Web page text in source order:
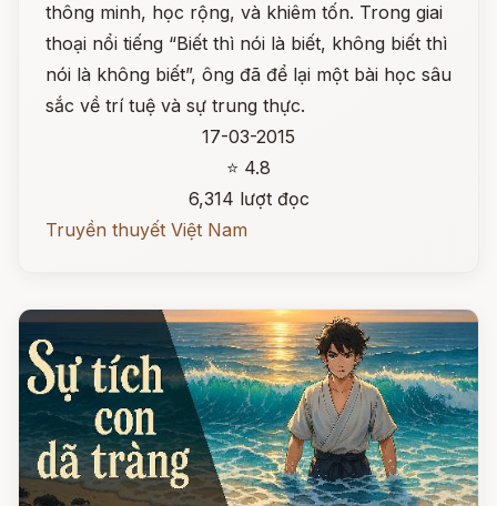
thông minh, học rộng, và khiêm tốn. Trong giai
thoại nổi tiếng “Biết thì nói là biết, không biết thì
nói là không biết”, ông đã để lại một bài học sâu
sắc về trí tuệ và sự trung thực.
17-03-2015
⭐ 4.8
6,314 lượt đọc
Truyền thuyết Việt Nam